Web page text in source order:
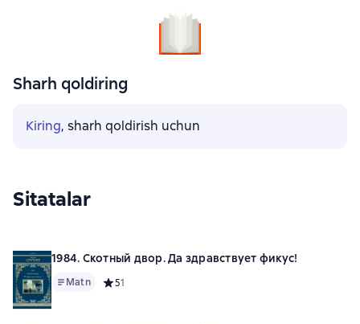
Sharh qoldiring
Kiring, sharh qoldirish uchun
Sitatalar
1984. Скотный двор. Да здравствует фикус!
Matn Средний рейтинг 5 на основе 1 оценок
51